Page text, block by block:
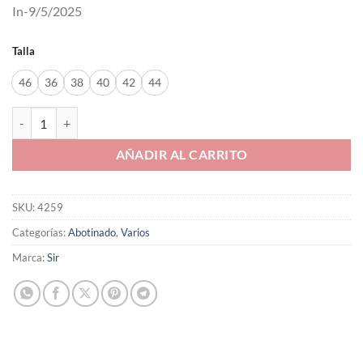
In-9/5/2025
Talla
46 36 38 40 42 44
AÑADIR AL CARRITO
SKU:4259
Categorías:Abotinado, Varios
Marca:Sir